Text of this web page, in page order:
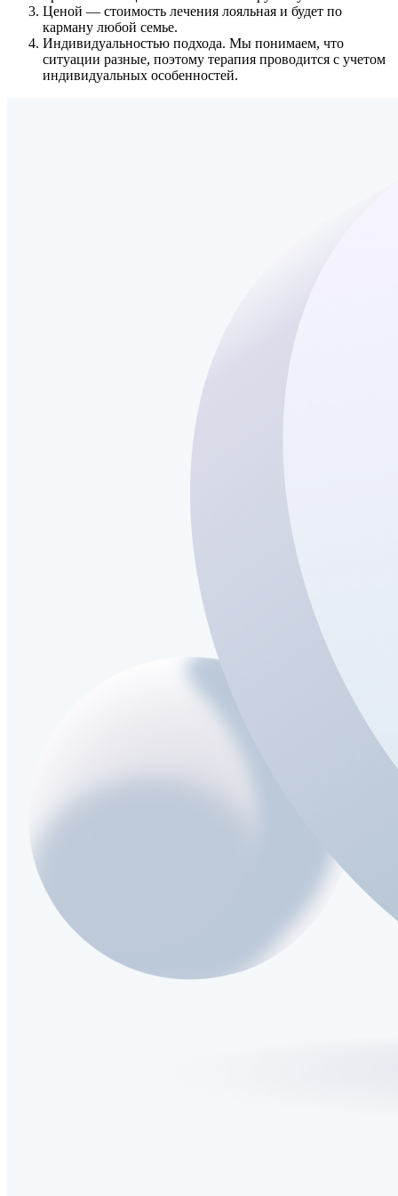
Ценой — стоимость лечения лояльная и будет по
карману любой семье.
Индивидуальностью подхода. Мы понимаем, что
ситуации разные, поэтому терапия проводится с учетом
индивидуальных особенностей.